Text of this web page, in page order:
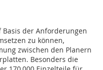
der Anforderungen
zu können,
zwischen den Planern
Besonders die